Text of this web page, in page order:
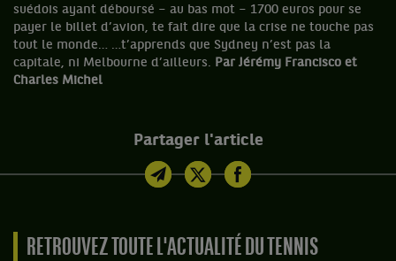
suédois ayant déboursé – au bas mot – 1700 euros pour se
payer le billet d’avion, te fait dire que la crise ne touche pas
tout le monde… …t’apprends que Sydney n’est pas la
capitale, ni Melbourne d’ailleurs. Par Jérémy Francisco et
Charles Michel
Partager l'article
RETROUVEZ TOUTE L'ACTUALITÉ DU TENNIS